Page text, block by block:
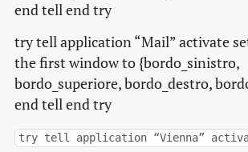
end tell end try
try tell application “Mail” activate
the first window to {bordo_sinistro,
bordo_superiore, bordo_destro,
end tell end try
try tell application “Vienna”